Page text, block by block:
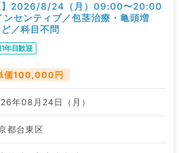
】2026/8/24（月）09:00〜20:00
センティブ／包茎治療・亀頭増
／科目不問
年目歓迎
価100,000円
年08月24日（月）
都台東区